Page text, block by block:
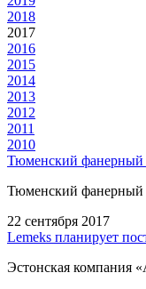
2018
2017
2016
2015
2014
2013
2012
2011
2010
Тюменский фанерный
Тюменский фанерный
22 сентября 2017
Lemeks планирует
Эстонская компания